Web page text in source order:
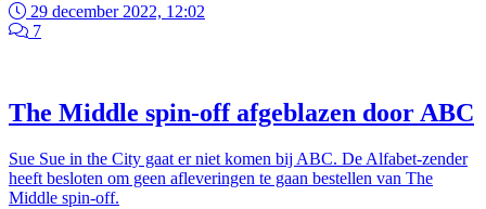
29 december 2022, 12:02
7
The Middle spin-off afgeblazen door ABC
Sue Sue in the City gaat er niet komen bij ABC. De Alfabet-zender
heeft besloten om geen afleveringen te gaan bestellen van The
Middle spin-off.